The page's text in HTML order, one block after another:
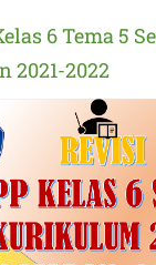
6 Tema 5
2021-2022